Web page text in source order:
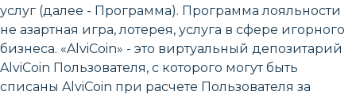
услуг (далее - Программа). Программа лояльности
не азартная игра, лотерея, услуга в сфере игорного
бизнеса. «AlviCoin» - это виртуальный депозитарий
AlviCoin Пользователя, с которого могут быть
списаны AlviCoin при расчете Пользователя за